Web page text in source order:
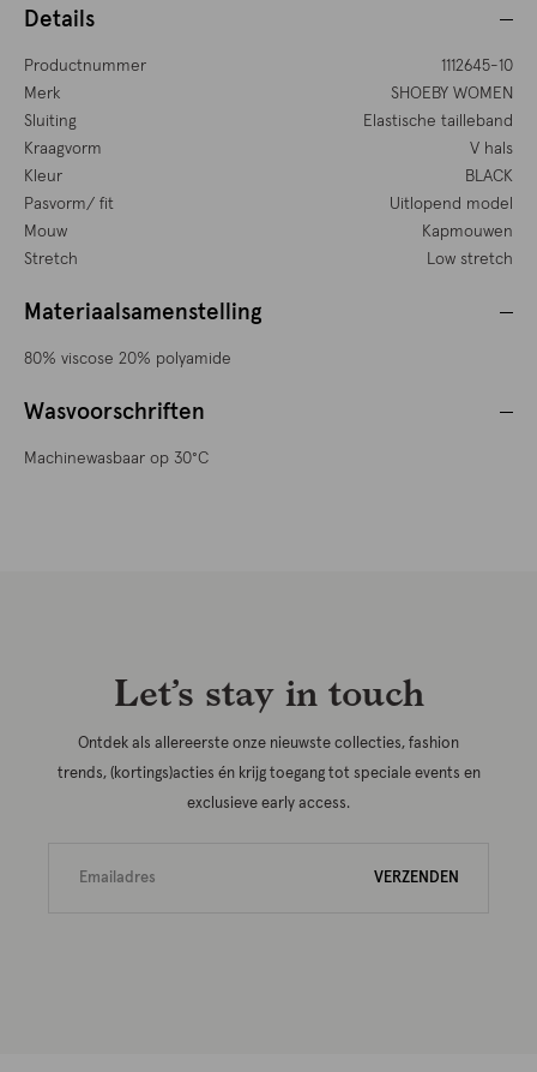
Details
Productnummer
1112645-10
Merk
SHOEBY WOMEN
Sluiting
Elastische tailleband
Kraagvorm
V hals
Kleur
BLACK
Pasvorm/ fit
Uitlopend model
Mouw
Kapmouwen
Stretch
Low stretch
Materiaalsamenstelling
80% viscose 20% polyamide
Wasvoorschriften
Machinewasbaar op 30°C
Let’s stay in touch
Ontdek als allereerste onze nieuwste collecties, fashion
trends, (kortings)acties én krijg toegang tot speciale events en
exclusieve early access.
VERZENDEN